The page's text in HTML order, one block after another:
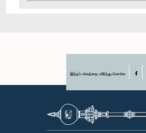
இந்தப் பக்கத்தை பகிர்ந்து கொள்க